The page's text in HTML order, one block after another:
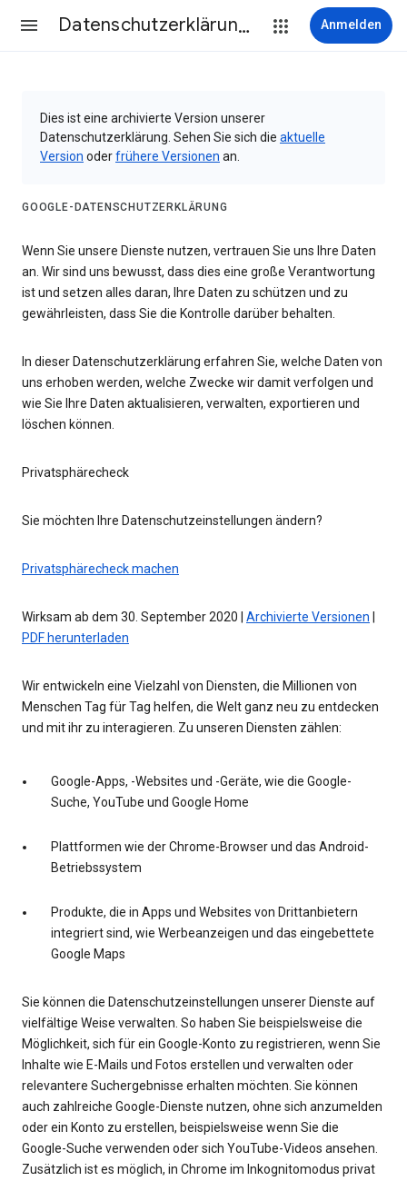
Datenschutzerklärung & Nutzungsbedingungen Anmelden
Dies ist eine archivierte Version unserer
Datenschutzerklärung. Sehen Sie sich die aktuelle
Version oderfrühere Versionen an.
GOOGLE-DATENSCHUTZERKLÄRUNG
Wenn Sie unsere Dienste nutzen, vertrauen Sie uns Ihre Daten
an. Wir sind uns bewusst, dass dies eine große Verantwortung
ist und setzen alles daran, Ihre Daten zu schützen und zu
gewährleisten, dass Sie die Kontrolle darüber behalten.
In dieser Datenschutzerklärung erfahren Sie, welche Daten von
uns erhoben werden, welche Zwecke wir damit verfolgen und
wie Sie Ihre Daten aktualisieren, verwalten, exportieren und
löschen können.
Privatsphärecheck
Sie möchten Ihre Datenschutzeinstellungen ändern?
Privatsphärecheck machen
Wirksam ab dem 30. September 2020 | Archivierte Versionen
PDF herunterladen
Wir entwickeln eine Vielzahl von Diensten, die Millionen von
Menschen Tag für Tag helfen, die Welt ganz neu zu entdecken
und mit ihr zu interagieren. Zu unseren Diensten zählen:
Google-Apps, -Websites und -Geräte, wie die Google-
Suche, YouTube und Google Home
Plattformen wie der Chrome-Browser und das Android-
Betriebssystem
Produkte, die in Apps und Websites von Drittanbietern
integriert sind, wie Werbeanzeigen und das eingebettete
Google Maps
Sie können die Datenschutzeinstellungen unserer Dienste auf
vielfältige Weise verwalten. So haben Sie beispielsweise die
Möglichkeit, sich für ein Google-Konto zu registrieren, wenn Sie
Inhalte wie E-Mails und Fotos erstellen und verwalten oder
relevantere Suchergebnisse erhalten möchten. Sie können
auch zahlreiche Google-Dienste nutzen, ohne sich anzumelden
oder ein Konto zu erstellen, beispielsweise wenn Sie die
Google-Suche verwenden oder sich YouTube-Videos ansehen.
Zusätzlich ist es möglich, in Chrome im Inkognitomodus privat